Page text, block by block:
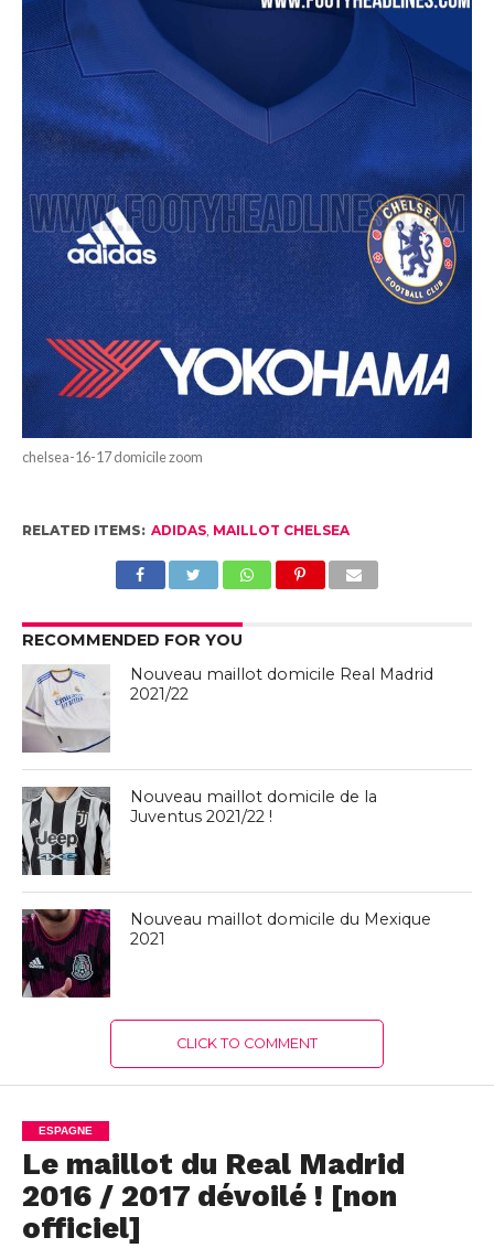
chelsea-16-17 domicile zoom
RELATED ITEMS: ADIDAS, MAILLOT CHELSEA
RECOMMENDED FOR YOU
Nouveau maillot domicile Real Madrid
2021/22
Nouveau maillot domicile de la
Juventus 2021/22 !
Nouveau maillot domicile du Mexique
2021
CLICK TO COMMENT
ESPAGNE
Le maillot du Real Madrid
2016 / 2017 dévoilé ! [non
officiel]